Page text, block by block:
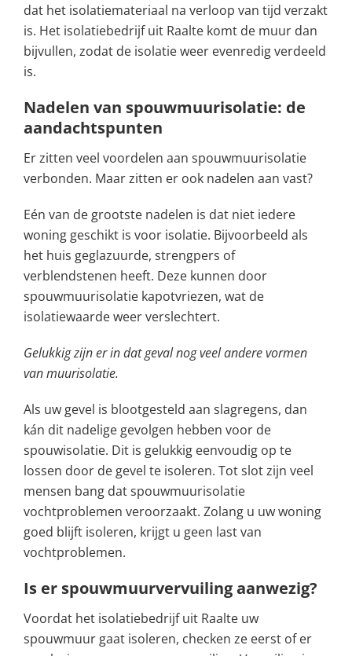
dat het isolatiemateriaal na verloop van tijd verzakt
is. Het isolatiebedrijf uit Raalte komt de muur dan
bijvullen, zodat de isolatie weer evenredig verdeeld
is.
Nadelen van spouwmuurisolatie: de
aandachtspunten
Er zitten veel voordelen aan spouwmuurisolatie
verbonden. Maar zitten er ook nadelen aan vast?
Eén van de grootste nadelen is dat niet iedere
woning geschikt is voor isolatie. Bijvoorbeeld als
het huis geglazuurde, strengpers of
verblendstenen heeft. Deze kunnen door
spouwmuurisolatie kapotvriezen, wat de
isolatiewaarde weer verslechtert.
Gelukkig zijn er in dat geval nog veel andere vormen
van muurisolatie.
Als uw gevel is blootgesteld aan slagregens, dan
kán dit nadelige gevolgen hebben voor de
spouwisolatie. Dit is gelukkig eenvoudig op te
lossen door de gevel te isoleren. Tot slot zijn veel
mensen bang dat spouwmuurisolatie
vochtproblemen veroorzaakt. Zolang u uw woning
goed blijft isoleren, krijgt u geen last van
vochtproblemen.
Is er spouwmuurvervuiling aanwezig?
Voordat het isolatiebedrijf uit Raalte uw
spouwmuur gaat isoleren, checken ze eerst of er